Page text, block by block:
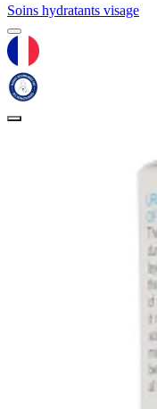
Soins hydratants visage